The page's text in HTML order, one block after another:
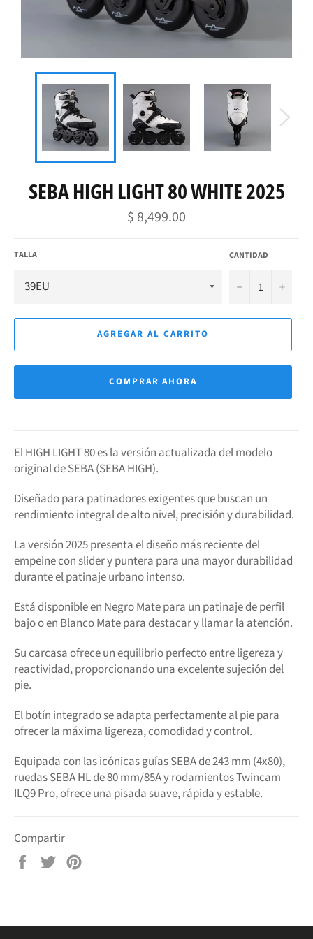
SEBA HIGH LIGHT 80 WHITE 2025
Precio
habitual
$ 8,499.00
TALLA CANTIDAD
− +
AGREGAR AL CARRITO
COMPRAR AHORA
El HIGH LIGHT 80 es la versión actualizada del modelo
original de SEBA (SEBA HIGH).
Diseñado para patinadores exigentes que buscan un
rendimiento integral de alto nivel, precisión y durabilidad.
La versión 2025 presenta el diseño más reciente del
empeine con slider y puntera para una mayor durabilidad
durante el patinaje urbano intenso.
Está disponible en Negro Mate para un patinaje de perfil
bajo o en Blanco Mate para destacar y llamar la atención.
Su carcasa ofrece un equilibrio perfecto entre ligereza y
reactividad, proporcionando una excelente sujeción del
pie.
El botín integrado se adapta perfectamente al pie para
ofrecer la máxima ligereza, comodidad y control.
Equipada con las icónicas guías SEBA de 243 mm (4x80),
ruedas SEBA HL de 80 mm/85A y rodamientos Twincam
ILQ9 Pro, ofrece una pisada suave, rápida y estable.
Compartir
Compartir
Tuitear